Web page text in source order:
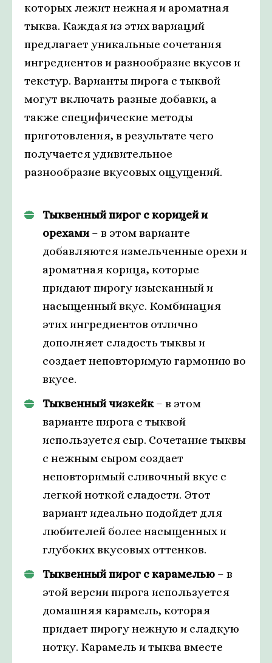
которых лежит нежная и ароматная
тыква. Каждая из этих вариаций
предлагает уникальные сочетания
ингредиентов и разнообразие вкусов и
текстур. Варианты пирога с тыквой
могут включать разные добавки, а
также специфические методы
приготовления, в результате чего
получается удивительное
разнообразие вкусовых ощущений.
Тыквенный пирог с корицей и
орехами– в этом варианте
добавляются измельченные орехи и
ароматная корица, которые
придают пирогу изысканный и
насыщенный вкус. Комбинация
этих ингредиентов отлично
дополняет сладость тыквы и
создает неповторимую гармонию во
вкусе.
Тыквенный чизкейк– в этом
варианте пирога с тыквой
используется сыр. Сочетание тыквы
с нежным сыром создает
неповторимый сливочный вкус с
легкой ноткой сладости. Этот
вариант идеально подойдет для
любителей более насыщенных и
глубоких вкусовых оттенков.
Тыквенный пирог с карамелью – в
этой версии пирога используется
домашняя карамель, которая
придает пирогу нежную и сладкую
нотку. Карамель и тыква вместе